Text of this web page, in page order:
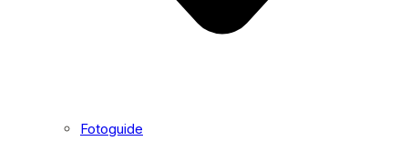
Fotoguide